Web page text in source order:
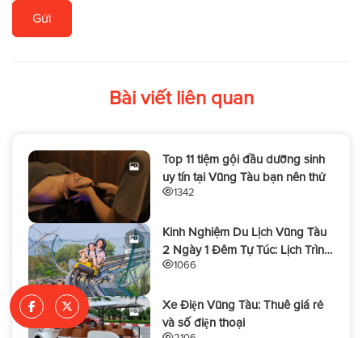
Gửi
Bài viết liên quan
Top 11 tiệm gội đầu dưỡng sinh
uy tín tại Vũng Tàu bạn nên thử
1342
Kinh Nghiệm Du Lịch Vũng Tàu
2 Ngày 1 Đêm Tự Túc: Lịch Trình,
Ăn Chơi & Chi Phí Trọn Gói
1066
Xe Điện Vũng Tàu: Thuê giá rẻ
và số điện thoại